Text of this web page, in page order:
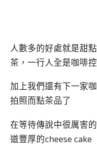
人數多的好處就是甜
茶，一行人全是咖啡
加上我們還有下一家
拍照而點茶品了
在等待傳說中很厲害
道豐厚的cheese cake